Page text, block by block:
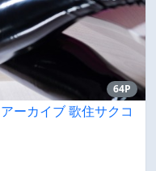
64P
ーカイブ 歌住サクコ